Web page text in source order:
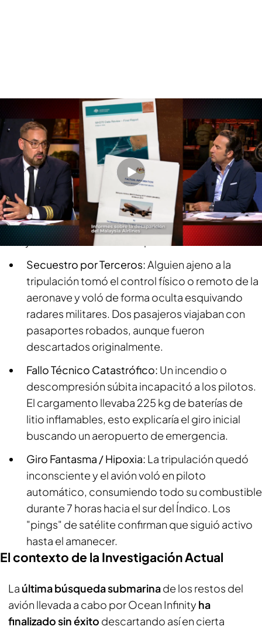
Javier Sierra e Ignacio Rubio analizan los últimos informes sobre el MH370
Las teorías sobre el MH370 de Malaysia
Airlines
Acción deliberada del piloto
: El capitán Zaharie
Ahmad Shah planificó un suicidio masivo. Se
halló una ruta idéntica en el simulador de su casa
semanas antes, y apagó los transpondedores
justo en el cambio de espacio aéreo.
Secuestro por Terceros:Alguien ajeno a la
tripulación tomó el control físico o remoto de la
aeronave y voló de forma oculta esquivando
radares militares. Dos pasajeros viajaban con
pasaportes robados, aunque fueron
descartados originalmente.
Fallo Técnico Catastrófico: Un incendio o
descompresión súbita incapacitó a los pilotos.
El cargamento llevaba 225 kg de baterías de
litio inflamables, esto explicaría el giro inicial
buscando un aeropuerto de emergencia.
Giro Fantasma / Hipoxia: La tripulación quedó
inconsciente y el avión voló en piloto
automático, consumiendo todo su combustible
durante 7 horas hacia el sur del Índico. Los
"pings" de satélite confirman que siguió activo
hasta el amanecer.
El contexto de la Investigación Actual
La última búsqueda submarinade los restos del
avión llevada a cabo por Ocean Infinity ha
finalizado sin éxito descartando así en cierta